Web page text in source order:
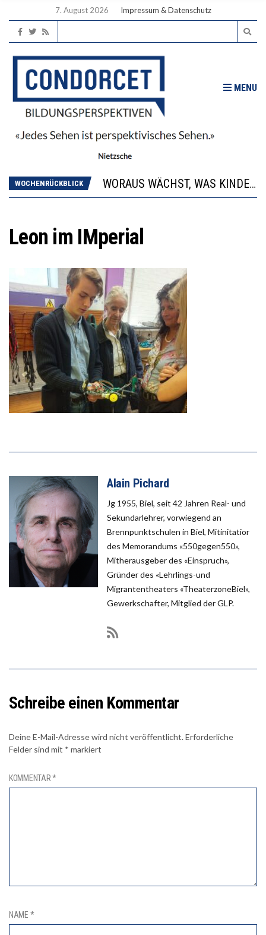
7. August 2026 Impressum & Datenschutz
MENU
WOCHENRÜCKBLICK
WORAUS WÄCHST, WAS KINDER TRÄGT
“WIR BEOBACHTEN EINEN REGELRECHTEN STURZFLUG BEI DEN LERNLEISTUNGEN”
Leon im IMperial
Alain Pichard
Jg 1955, Biel, seit 42 Jahren Real- und
Sekundarlehrer, vorwiegend an
Brennpunktschulen in Biel, Mitinitatior
des Memorandums «550gegen550»,
Mitherausgeber des «Einspruch»,
Gründer des «Lehrlings-und
Migrantentheaters «TheaterzoneBiel»,
Gewerkschafter, Mitglied der GLP.
Schreibe einen Kommentar
Deine E-Mail-Adresse wird nicht veröffentlicht.Erforderliche
Felder sind mit * markiert
KOMMENTAR*
NAME *